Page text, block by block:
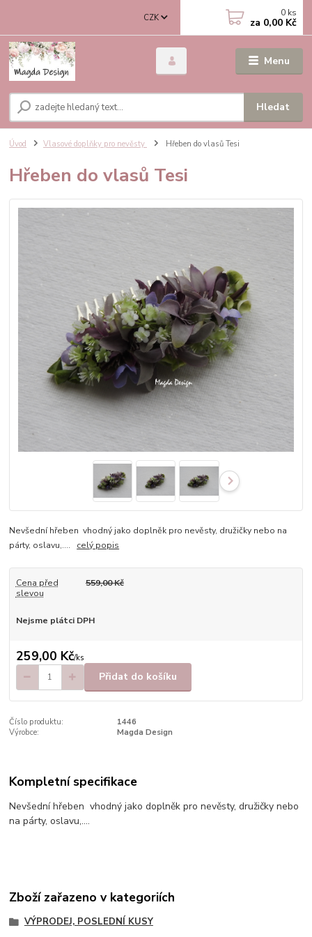
Menu
CZK
Hledat
0 ks
za 0,00 Kč
Úvod Vlasové doplňky pro nevěsty Hřeben do vlasů Tesi
Hřeben do vlasů Tesi
Nevšední hřeben vhodný jako doplněk pro nevěsty, družičky nebo na
párty, oslavu,.... celý popis
Cena před
slevou
559,00 Kč
Nejsme plátci DPH
259,00 Kč/ks
Přidat do košíku
Číslo produktu:
1446
Výrobce:
Magda Design
Kompletní specifikace
Nevšední hřeben vhodný jako doplněk pro nevěsty, družičky nebo
na párty, oslavu,....
Zboží zařazeno v kategoriích
VÝPRODEJ, POSLEDNÍ KUSY